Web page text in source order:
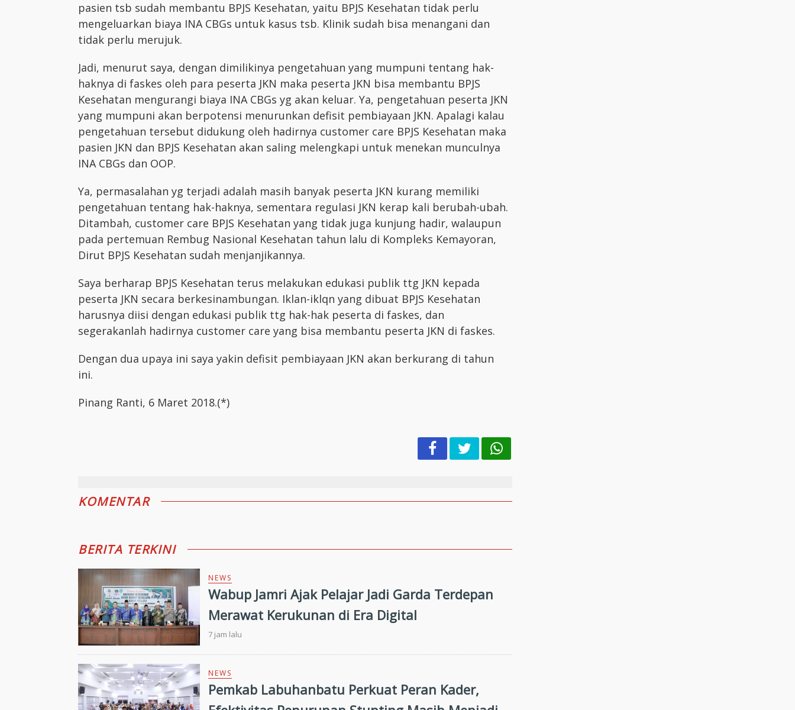
pasien tsb sudah membantu BPJS Kesehatan, yaitu BPJS Kesehatan tidak perlu
mengeluarkan biaya INA CBGs untuk kasus tsb. Klinik sudah bisa menangani dan
tidak perlu merujuk.
Jadi, menurut saya, dengan dimilikinya pengetahuan yang mumpuni tentang hak-
haknya di faskes oleh para peserta JKN maka peserta JKN bisa membantu BPJS
Kesehatan mengurangi biaya INA CBGs yg akan keluar. Ya, pengetahuan peserta JKN
yang mumpuni akan berpotensi menurunkan defisit pembiayaan JKN. Apalagi kalau
pengetahuan tersebut didukung oleh hadirnya customer care BPJS Kesehatan maka
pasien JKN dan BPJS Kesehatan akan saling melengkapi untuk menekan munculnya
INA CBGs dan OOP.
Ya, permasalahan yg terjadi adalah masih banyak peserta JKN kurang memiliki
pengetahuan tentang hak-haknya, sementara regulasi JKN kerap kali berubah-ubah.
Ditambah, customer care BPJS Kesehatan yang tidak juga kunjung hadir, walaupun
pada pertemuan Rembug Nasional Kesehatan tahun lalu di Kompleks Kemayoran,
Dirut BPJS Kesehatan sudah menjanjikannya.
Saya berharap BPJS Kesehatan terus melakukan edukasi publik ttg JKN kepada
peserta JKN secara berkesinambungan. Iklan-iklqn yang dibuat BPJS Kesehatan
harusnya diisi dengan edukasi publik ttg hak-hak peserta di faskes, dan
segerakanlah hadirnya customer care yang bisa membantu peserta JKN di faskes.
Dengan dua upaya ini saya yakin defisit pembiayaan JKN akan berkurang di tahun
ini.
Pinang Ranti, 6 Maret 2018.(*)
KOMENTAR
BERITA TERKINI
NEWS
Wabup Jamri Ajak Pelajar Jadi Garda Terdepan
Merawat Kerukunan di Era Digital
7 jam lalu
NEWS
Pemkab Labuhanbatu Perkuat Peran Kader,